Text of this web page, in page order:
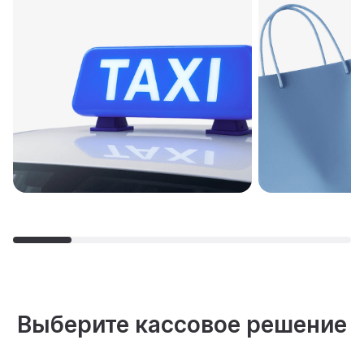
Выберите кассовое решение